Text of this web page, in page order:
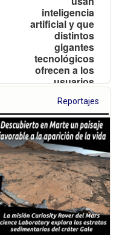
inteligencia
artificial y que
distintos
gigantes
tecnológicos
ofrecen a los
usuarios
Reportajes